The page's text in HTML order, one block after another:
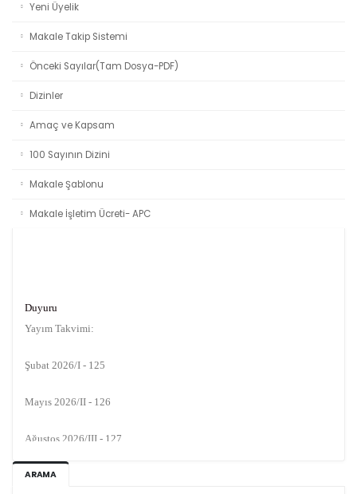
Yeni Üyelik
Makale Takip Sistemi
Önceki Sayılar(Tam Dosya-PDF)
Dizinler
Amaç ve Kapsam
100 Sayının Dizini
Makale Şablonu
Makale İşletim Ücreti- APC
Kasım 2026/IV - 128
ARAMA